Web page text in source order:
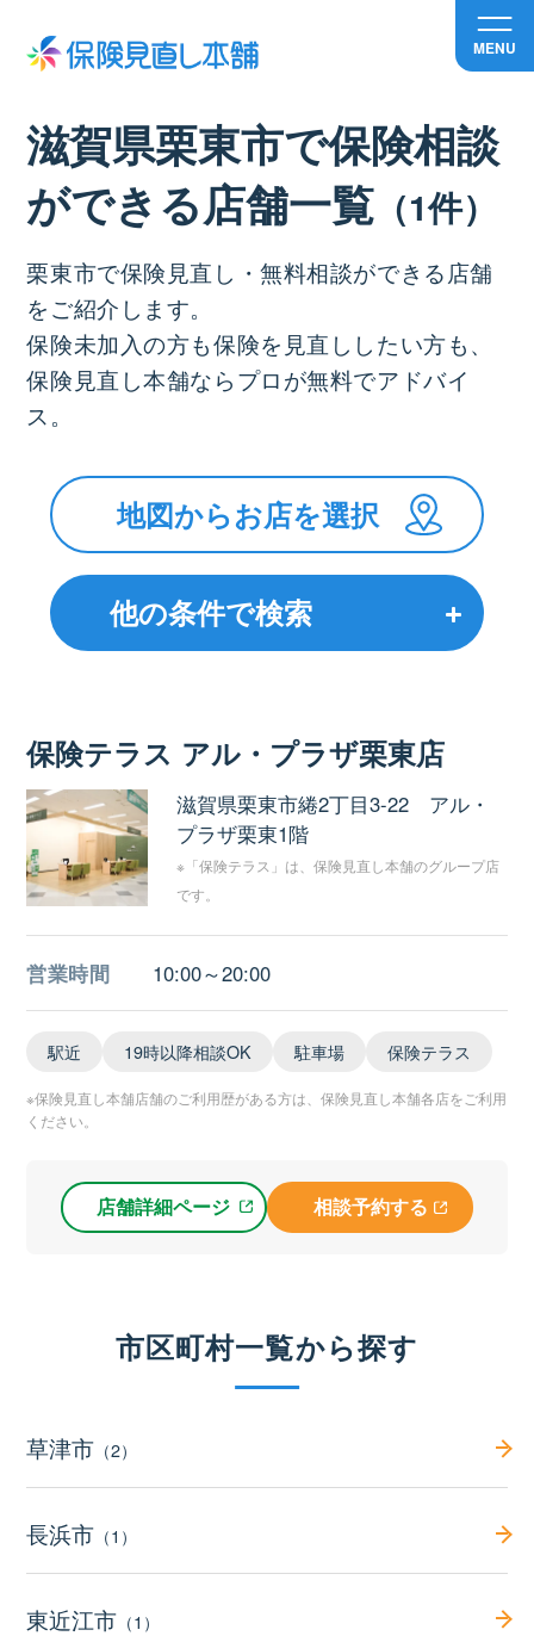
MENU
滋賀県栗東市で保険相談
ができる店舗⼀覧 （1件）
栗東市で保険見直し・無料相談ができる店舗
をご紹介します。
保険未加入の方も保険を見直ししたい方も、
保険見直し本舗ならプロが無料でアドバイ
ス。
地図からお店を選択
他の条件で検索
保険テラス アル・プラザ栗東店
滋賀県栗東市綣2丁目3-22 アル・
プラザ栗東1階
※「保険テラス」は、保険見直し本舗のグループ店
です。
営業時間 10:00～20:00
駅近 19時以降相談OK 駐車場 保険テラス
※保険見直し本舗店舗のご利用歴がある方は、保険見直し本舗各店をご利用
ください。
店舗詳細ページ 相談予約する
市区町村一覧から探す
草津市 （2）
長浜市 （1）
東近江市 （1）